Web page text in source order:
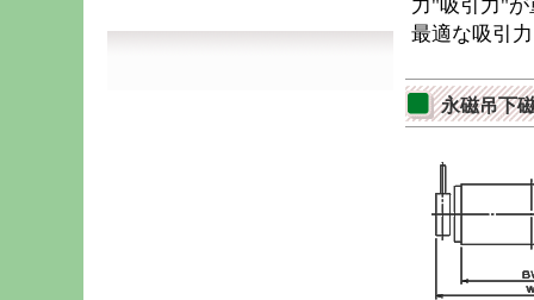
力"吸引力"
最適な吸引
永磁吊下